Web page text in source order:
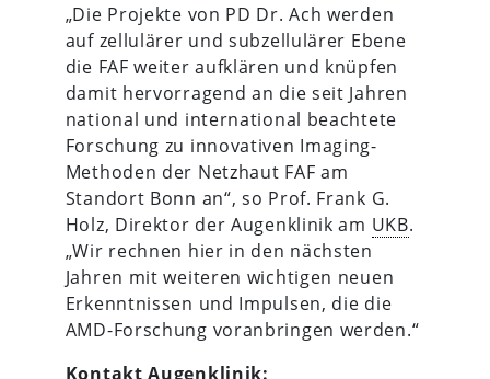
„Die Projekte von PD Dr. Ach werden
auf zellulärer und subzellulärer Ebene
die FAF weiter aufklären und knüpfen
damit hervorragend an die seit Jahren
national und international beachtete
Forschung zu innovativen Imaging-
Methoden der Netzhaut FAF am
Standort Bonn an“, so Prof. Frank G.
Holz, Direktor der Augenklinik am UKB.
„Wir rechnen hier in den nächsten
Jahren mit weiteren wichtigen neuen
Erkenntnissen und Impulsen, die die
AMD-Forschung voranbringen werden.“
Kontakt Augenklinik: